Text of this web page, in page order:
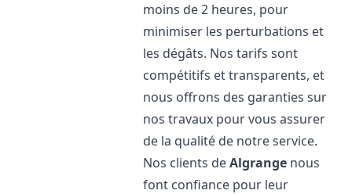
moins de 2 heures, pour
minimiser les perturbations et
les dégâts. Nos tarifs sont
compétitifs et transparents, et
nous offrons des garanties sur
nos travaux pour vous assurer
de la qualité de notre service.
Nos clients deAlgrange nous
font confiance pour leur